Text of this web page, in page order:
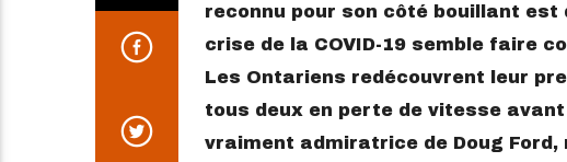
‌reconnu‌ ‌pour‌ ‌son‌ ‌côté‌ ‌bouillant‌ ‌est‌
‌crise‌ ‌de‌ ‌la‌ ‌COVID-19‌ ‌semble‌ ‌faire‌
Les‌ ‌Ontariens‌ ‌redécouvrent‌ ‌leur‌
‌tous‌ ‌deux‌ ‌en‌ ‌perte‌ ‌de‌ ‌vitesse‌ ‌avant‌
‌vraiment‌ ‌admiratrice‌ ‌de‌ ‌Doug‌ ‌Ford,‌